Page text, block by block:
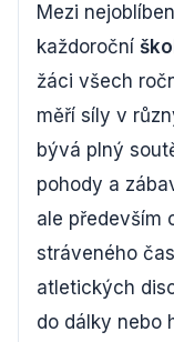
Mezi
každoroční
žáci všech
měří síly v
bývá plný
pohody a
ale především
stráveného
atletických
do dálky nebo